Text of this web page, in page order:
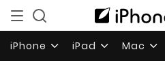
iPhone iPad Mac